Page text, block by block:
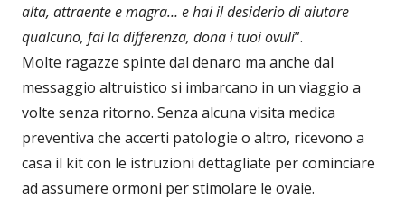
alta, attraente e magra… e hai il desiderio di aiutare
qualcuno, fai la differenza, dona i tuoi ovuli”.
Molte ragazze spinte dal denaro ma anche dal
messaggio altruistico si imbarcano in un viaggio a
volte senza ritorno. Senza alcuna visita medica
preventiva che accerti patologie o altro, ricevono a
casa il kit con le istruzioni dettagliate per cominciare
ad assumere ormoni per stimolare le ovaie.